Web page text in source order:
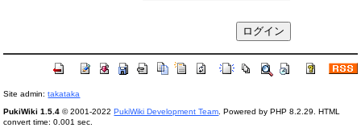
Site admin:takataka
PukiWiki 1.5.4 © 2001-2022PukiWiki Development Team. Powered by PHP 8.2.29. HTML
convert time: 0.001 sec.